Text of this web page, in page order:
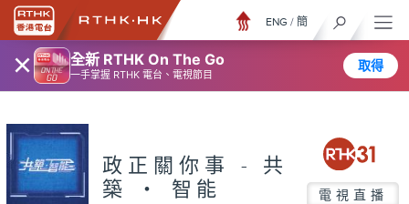
× 全新 RTHK On The Go
一手掌握 RTHK 電台、電視節目
取得
ENG / 簡
政正關你事 - 共
築 ‧ 智能
電視直播